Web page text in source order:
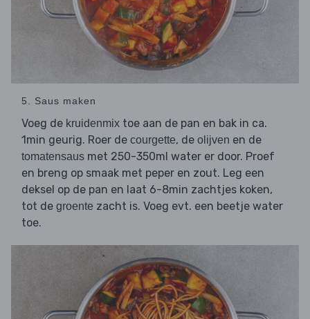
5. Saus maken
Voeg de kruidenmix toe aan de pan en bak in ca.
1min geurig. Roer de courgette, de olijven en de
tomatensaus met 250-350ml water er door. Proef
en breng op smaak met peper en zout. Leg een
deksel op de pan en laat 6-8min zachtjes koken,
tot de groente zacht is. Voeg evt. een beetje water
toe.